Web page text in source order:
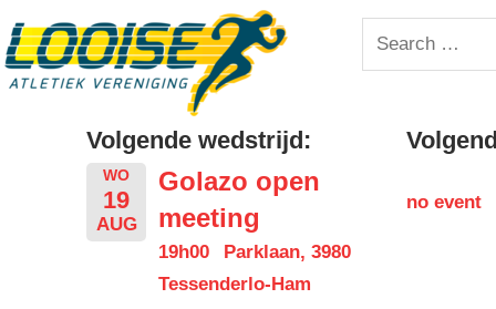
to
content
Looise
Search
for:
Volgende wedstrijd:
WO
19
AUG
Golazo open
meeting
19h00
Parklaan, 3980
Tessenderlo-Ham
no event